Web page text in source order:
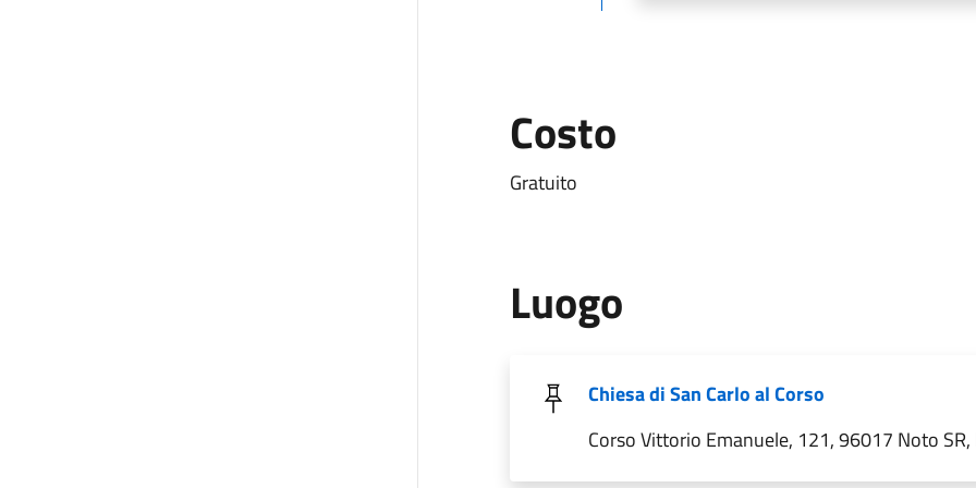
Costo
Gratuito
Luogo
Chiesa di San Carlo al Corso
Corso Vittorio Emanuele, 121, 96017 Noto